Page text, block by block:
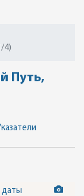
4)
Путь,
даты